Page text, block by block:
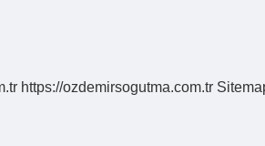
https://ozdemirsogutma.com.tr